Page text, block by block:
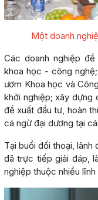
Một doanh
Các doanh nghiệp
khoa học - công
ươm Khoa học và
khởi nghiệp; xây dựng
đề xuất đầu tư, hoàn
cá ngừ đại dương tại
Tại buổi đối thoại, lãnh
đã trực tiếp giải đáp,
nghiệp thuộc nhiều